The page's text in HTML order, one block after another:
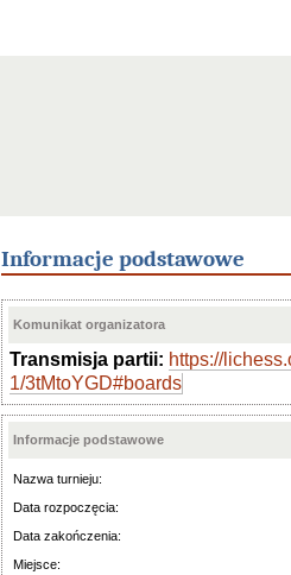
Informacje podstawowe
Komunikat organizatora
Transmisja partii: https://
1/3tMtoYGD#boards
Informacje podstawowe
Nazwa turnieju:
Data rozpoczęcia:
Data zakończenia:
Miejsce: